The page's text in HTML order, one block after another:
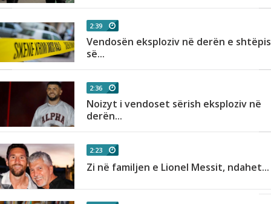
2:39
Vendosën eksploziv në derën e
së...
2:36
Noizyt i vendoset sërish eksploziv në
derën...
2:23
Zi në familjen e Lionel Messit, ndahet...